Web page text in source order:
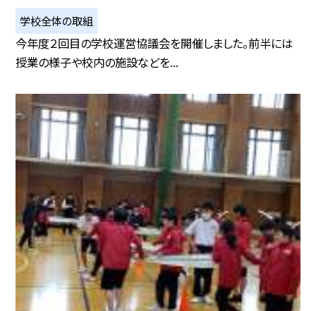
学校全体の取組
今年度２回目の学校運営協議会を開催しました。前半には
授業の様子や校内の施設などを...